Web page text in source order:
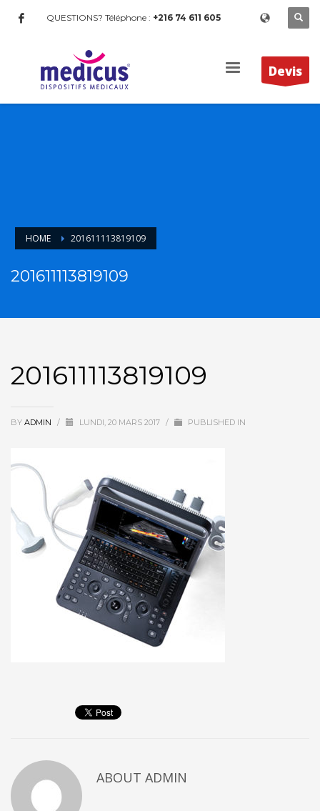
QUESTIONS? Téléphone : +216 74 611 605
Devis
HOME 201611113819109
201611113819109
201611113819109
BY ADMIN / LUNDI, 20 MARS 2017 / PUBLISHED IN
ABOUT ADMIN